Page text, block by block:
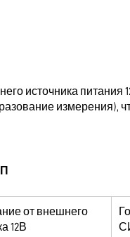
источника питания
измерения),
от внешнего
12В